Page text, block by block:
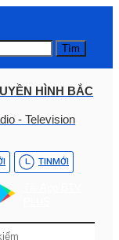
Tìm
HÌNH BẮC
- Television
TINMỚI